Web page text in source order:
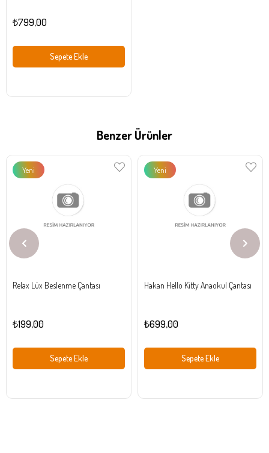
₺799,00
Sepete Ekle
Benzer Ürünler
Relax Lüx Beslenme Çantası
₺199,00
Sepete Ekle
Yeni
Hakan Hello Kitty Anaokul Çantası
₺699,00
Sepete Ekle
Yeni